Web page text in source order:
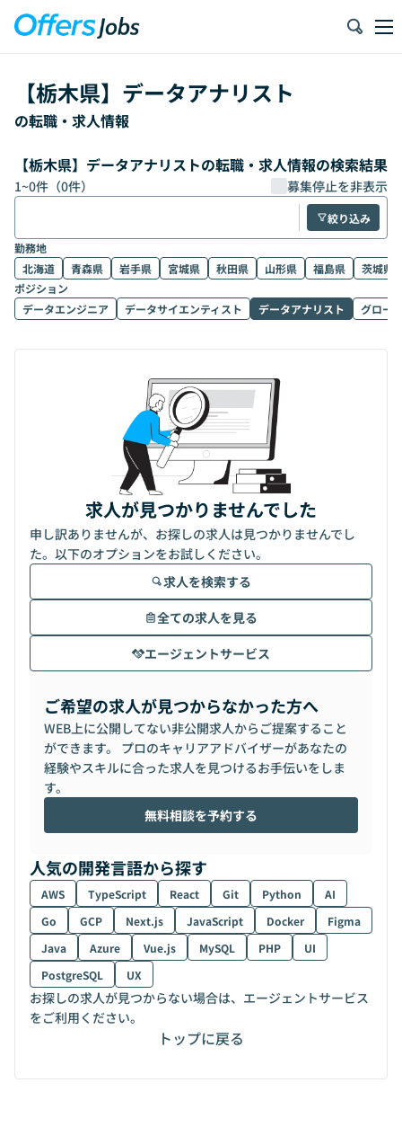
【栃木県】 データアナリスト
の転職・求人情報
【栃木県】データアナリストの転職・求人情報の検索結果
1~0件（0件） 募集停止を非表示
絞り込み
勤務地
北海道
青森県 岩手県 宮城県 秋田県 山形県 福島県
茨城県
ポジション
データエンジニア
データサイエンティスト データアナリスト グロー
求人が見つかりませんでした
申し訳ありませんが、お探しの求人は見つかりませんでし
た。以下のオプションをお試しください。
求人を検索する
全ての求人を見る
エージェントサービス
ご希望の求人が見つからなかった方へ
WEB上に公開してない非公開求人からご提案すること
ができます。 プロのキャリアアドバイザーがあなたの
経験やスキルに合った求人を見つけるお手伝いをしま
す。
無料相談を予約する
人気の開発言語から探す
AWS TypeScript React Git Python
AI
Go
GCP Next.js JavaScript Docker
Figma
Java
Azure Vue.js MySQL PHP
UI
PostgreSQL
UX
お探しの求人が見つからない場合は、エージェントサービス
をご利用ください。
トップに戻る